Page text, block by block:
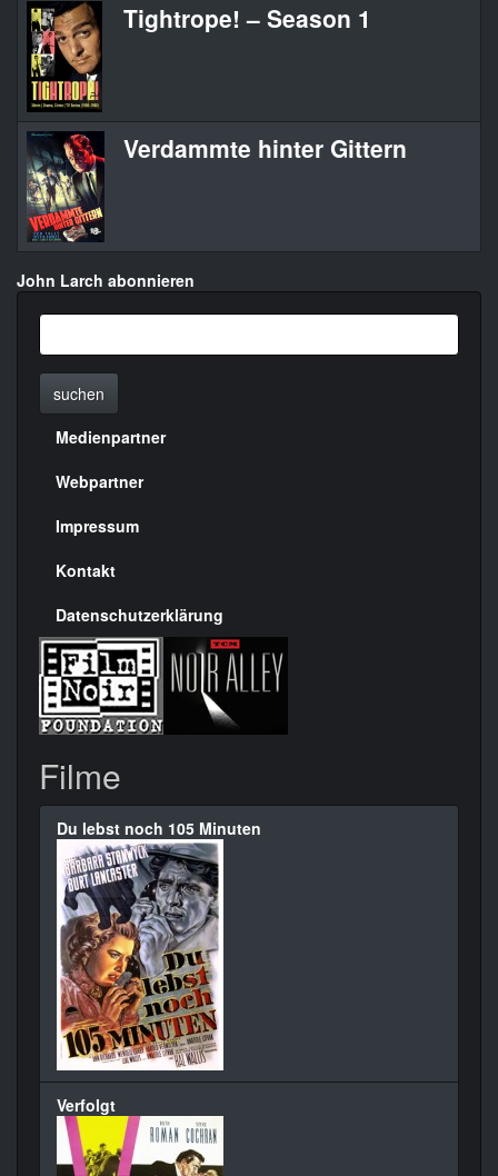
Tightrope! – Season 1
Verdammte hinter Gittern
John Larch abonnieren
suchen
Menülinks
rechte
Seite
Medienpartner
Webpartner
Impressum
Kontakt
Datenschutzerklärung
Filme
Du lebst noch 105 Minuten
Verfolgt